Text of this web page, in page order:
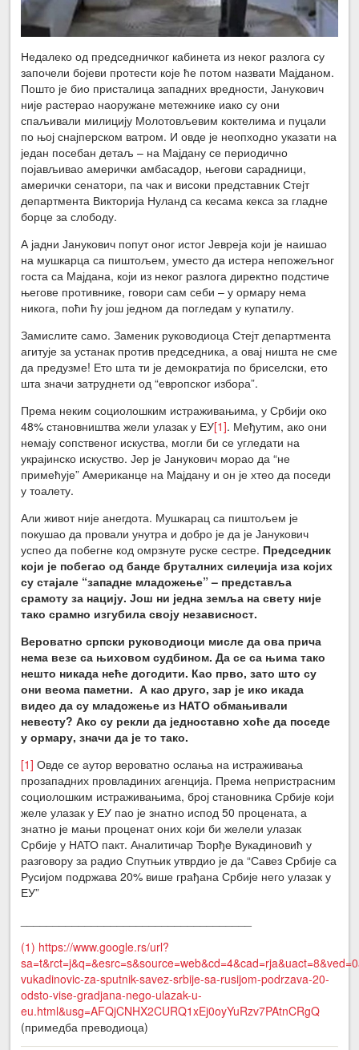
Недалеко од председничког кабинета из неког разлога су
започели бојеви протести које ће потом назвати Мајданом.
Пошто је био присталица западних вредности, Јанукович
није растерао наоружане метежнике иако су они
спаљивали милицију Молотовљевим коктелима и пуцали
по њој снајперском ватром. И овде је неопходно указати на
један посебан детаљ – на Мајдану се периодично
појављивао амерички амбасадор, његови сарадници,
амерички сенатори, па чак и високи представник Стејт
департмента Викторија Нуланд са кесама кекса за гладне
борце за слободу.
А јадни Јанукович попут оног истог Јевреја који је наишао
на мушкарца са пиштољем, уместо да истера непожељног
госта са Мајдана, који из неког разлога директно подстиче
његове противнике, говори сам себи – у ормару нема
никога, поћи ћу још једном да погледам у купатилу.
Замислите само. Заменик руководиоца Стејт департмента
агитује за устанак против председника, а овај ништа не сме
да предузме! Ето шта ти је демократија по бриселски, ето
шта значи затруднети од “европског избора”.
Према неким социолошким истраживањима, у Србији око
48% становништва жели улазак у ЕУ[1]. Међутим, ако они
немају сопственог искуства, могли би се угледати на
украјинско искуство. Јер је Јанукович морао да “не
примећује” Американце на Мајдану и он је хтео да поседи
у тоалету.
Али живот није анегдота. Мушкарац са пиштољем је
покушао да провали унутра и добро је да је Јанукович
успео да побегне код омрзнуте руске сестре. Председник
који је побегао од банде бруталних силеџија иза којих
су стајале “западне младожење” – представља
срамоту за нацију. Још ни једна земља на свету није
тако срамно изгубила своју независност.
Вероватно српски руководиоци мисле да ова прича
нема везе са њиховом судбином. Да се са њима тако
нешто никада неће догодити. Као прво, зато што су
они веома паметни. А као друго, зар је ико икада
видео да су младожење из НАТО обмањивали
невесту? Ако су рекли да једноставно хоће да поседе
у ормару, значи да је то тако.
[1] Овде се аутор вероватно ослања на истраживања
прозападних провладиних агенција. Према непристрасним
социолошким истраживањима, број становника Србије који
желе улазак у ЕУ пао је знатно испод 50 процената, а
знатно је мањи проценат оних који би желели улазак
Србије у НАТО пакт. Аналитичар Ђорђе Вукадиновић у
разговору за радио Спутњик утврдио је да “Савез Србије са
Русијом подржава 20% више грађана Србије него улазак у
ЕУ”
(1) https://www.google.rs/url?
vukadinovic-za-sputnik-savez-srbije-sa-rusijom-podrzava-20-
odsto-vise-gradjana-nego-ulazak-u-
eu.html&usg=AFQjCNHX2CURQ1xEj0oyYuRzv7PAtnCRgQ
(примедба преводиоца)